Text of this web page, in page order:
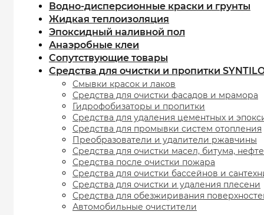
Водно-дисперсионные краски и грунты
Жидкая теплоизоляция
Эпоксидный наливной пол
Анаэробные клеи
Сопутствующие товары
Средства для очистки и пропитки
Смывки красок и лаков
Средства для очистки фасадов и мрамора
Гидрофобизаторы и пропитки
Средства для удаления цементных и
Средства для промывки систем отопления
Преобразователи и удалители ржавчины
Средства для очистки масел, битума,
Средства после очистки пожара
Средства для очистки бассейнов и
Средства для очистки и удаления плесени
Средства для обезжиривания
Автомобильные очистители